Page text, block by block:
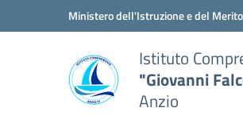
Vai ai contenuti
Vai al menu di navigazioneMinistero dell'Istruzione e del Merito
Istituto
"Giovanni
Anzio